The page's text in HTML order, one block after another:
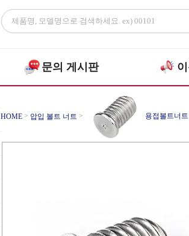
문의 게시판
HOME > 압입 볼트 너트 > 용접볼트너트